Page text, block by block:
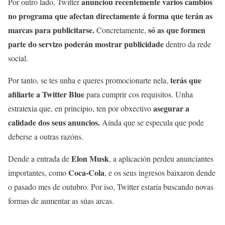
no programa que afectan directamente á forma que terán as
marcas para publicitarse.Concretamente, só as que formen
parte do servizo poderán mostrar publicidadedentro da rede
social.
Por tanto, se tes unha e queres promocionarte nela, terás que
afiliarte a Twitter Bluepara cumprir cos requisitos. Unha
estratexia que, en principio, ten por obxectivoasegurar a
calidade dos seus anuncios. Aínda que se especula que pode
deberse a outras razóns.
Dende a entrada deElon Musk, a aplicación perdeu anunciantes
importantes, comoCoca-Cola, e os seus ingresos baixaron dende
o pasado mes de outubro. Por iso, Twitter estaría buscando novas
formas de aumentar as súas arcas.